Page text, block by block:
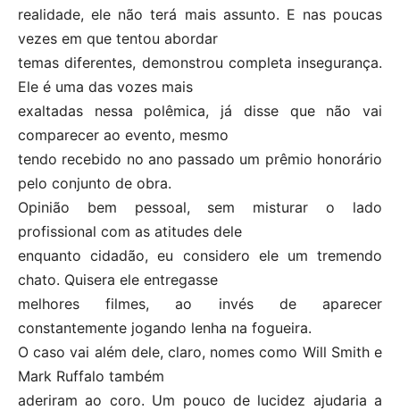
realidade, ele não terá mais assunto. E nas poucas
vezes em que tentou abordar
temas diferentes, demonstrou completa insegurança.
Ele é uma das vozes mais
exaltadas nessa polêmica, já disse que não vai
comparecer ao evento, mesmo
tendo recebido no ano passado um prêmio honorário
pelo conjunto de obra.
Opinião bem pessoal, sem misturar o lado
profissional com as atitudes dele
enquanto cidadão, eu considero ele um tremendo
chato. Quisera ele entregasse
melhores filmes, ao invés de aparecer
constantemente jogando lenha na fogueira.
O caso vai além dele, claro, nomes como Will Smith e
Mark Ruffalo também
aderiram ao coro. Um pouco de lucidez ajudaria a